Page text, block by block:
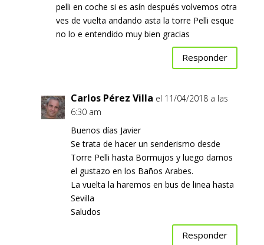
pelli en coche si es asín después volvemos otra
ves de vuelta andando asta la torre Pelli esque
no lo e entendido muy bien gracias
Responder
Carlos Pérez Villa el 11/04/2018 a las
6:30 am
Buenos días Javier
Se trata de hacer un senderismo desde
Torre Pelli hasta Bormujos y luego darnos
el gustazo en los Baños Arabes.
La vuelta la haremos en bus de linea hasta
Sevilla
Saludos
Responder